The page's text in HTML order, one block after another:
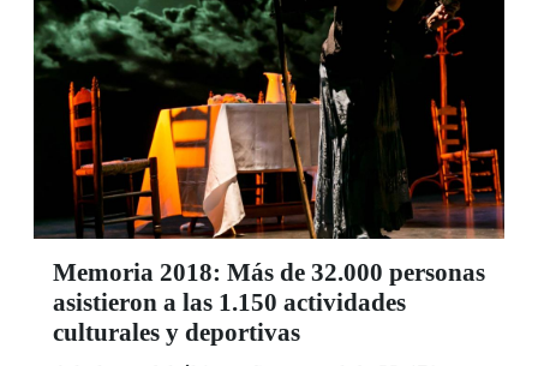
Memoria 2018: Más de 32.000 personas
asistieron a las 1.150 actividades
culturales y deportivas